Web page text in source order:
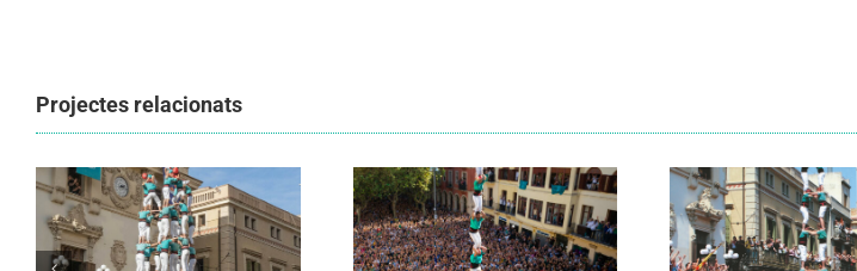
Projectes relacionats